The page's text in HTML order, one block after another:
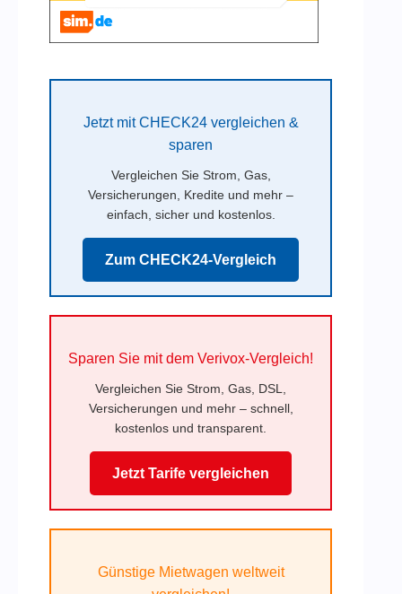
Jetzt mit CHECK24 vergleichen &
sparen
Vergleichen Sie Strom, Gas,
Versicherungen, Kredite und mehr –
einfach, sicher und kostenlos.
Zum CHECK24-Vergleich
Sparen Sie mit dem Verivox-Vergleich!
Vergleichen Sie Strom, Gas, DSL,
Versicherungen und mehr – schnell,
kostenlos und transparent.
Jetzt Tarife vergleichen
Günstige Mietwagen weltweit